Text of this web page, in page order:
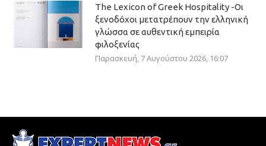
The Lexicon of Greek Hospitality -Οι
ξενοδόχοι μετατρέπουν την ελληνική
γλώσσα σε αυθεντική εμπειρία
φιλοξενίας
Παρασκευή, 7 Αυγούστου 2026, 16:07